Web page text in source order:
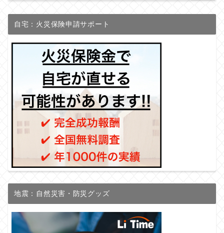
自宅：火災保険申請サポート
地震：自然災害・防災グッズ